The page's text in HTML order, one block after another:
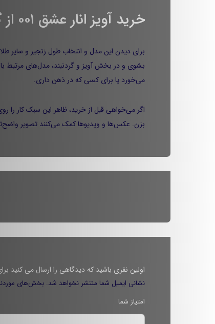
خرید آویز انار عشق ۰۰۱ از گالری طلای بابک
برای دیدن این مدل و انتخاب طول زنجیر و سایر
می‌خورد یا برای کسی که در ذهن داری.
اگر می‌خواهی قبل از خرید، ظاهر این سبک کار را
بزن. عکس‌ها و ویدیوها کمک می‌کنند تصویر
اولین نفری باشید که دیدگاهی را ارسال می کنید برای
نشانی ایمیل شما منتشر نخواهد شد. بخش‌های
امتیاز شما